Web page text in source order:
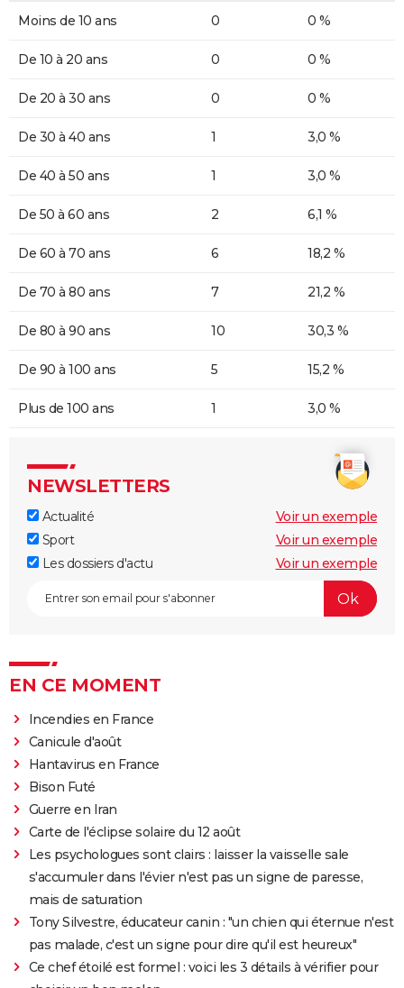
Moins de 10 ans 0 0 %
De 10 à 20 ans 0 0 %
De 20 à 30 ans 0 0 %
De 30 à 40 ans 1 3,0 %
De 40 à 50 ans 1 3,0 %
De 50 à 60 ans 2 6,1 %
De 60 à 70 ans 6 18,2 %
De 70 à 80 ans 7 21,2 %
De 80 à 90 ans 10 30,3 %
De 90 à 100 ans 5 15,2 %
Plus de 100 ans 1 3,0 %
NEWSLETTERS
Actualité
Voir un exemple
Sport
Voir un exemple
Les dossiers d'actu
Voir un exemple
EN CE MOMENT
Incendies en France
Canicule d'août
Hantavirus en France
Bison Futé
Guerre en Iran
Carte de l'éclipse solaire du 12 août
Les psychologues sont clairs : laisser la vaisselle sale
s'accumuler dans l'évier n'est pas un signe de paresse,
mais de saturation
Tony Silvestre, éducateur canin : "un chien qui éternue n'est
pas malade, c'est un signe pour dire qu'il est heureux"
Ce chef étoilé est formel : voici les 3 détails à vérifier pour